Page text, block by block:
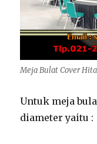
Meja Bulat Cover
Untuk meja
diameter yaitu :